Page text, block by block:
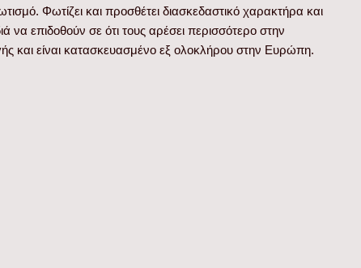
Φωτίζει και προσθέτει διασκεδαστικό χαρακτήρα και
επιδοθούν σε ότι τους αρέσει περισσότερο στην
και είναι κατασκευασμένο εξ ολοκλήρου στην Ευρώπη.